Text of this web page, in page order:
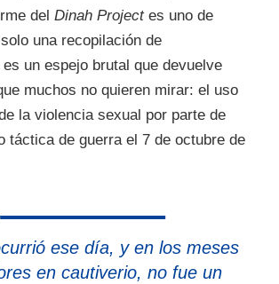
del Dinah Projectes uno de
una recopilación de
un espejo brutal que devuelve
muchos no quieren mirar: el uso
la violencia sexual por parte de
táctica de guerra el 7 de octubre de
ese día, y en los meses
en cautiverio, no fue un